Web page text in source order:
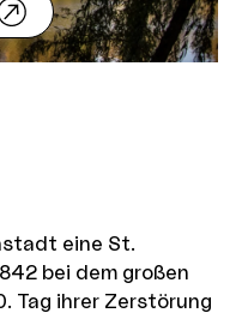
eine St.
bei dem großen
Tag ihrer Zerstörung